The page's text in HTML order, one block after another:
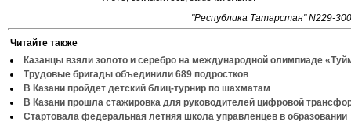
"Республика Татарстан" N229-
Читайте также
Казанцы взяли золото и серебро на международной олимпиаде
Трудовые бригады объединили 689 подростков
В Казани пройдет детский блиц-турнир по шахматам
В Казани прошла стажировка для руководителей цифровой
Стартовала федеральная летняя школа управленцев в образовании